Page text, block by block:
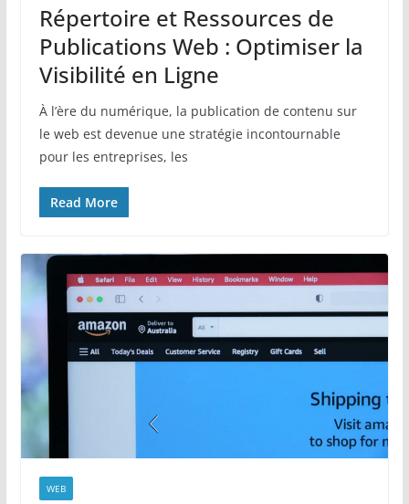
Répertoire et Ressources de
Publications Web : Optimiser la
Visibilité en Ligne
À l’ère du numérique, la publication de contenu sur
le web est devenue une stratégie incontournable
pour les entreprises, les
Read More
WEB